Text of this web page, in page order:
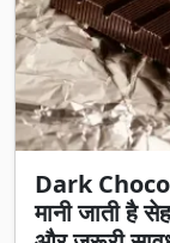
Dark
मानी जाती है